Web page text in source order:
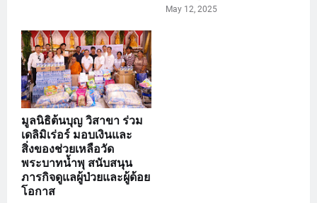
May 12, 2025
มูลนิธิต้นบุญ วิสาขา ร่วม
เดลิมิเร่อร์ มอบเงินและ
สิ่งของช่วยเหลือวัด
พระบาทน้ำพุ สนับสนุน
ภารกิจดูแลผู้ป่วยและผู้ด้อย
โอกาส